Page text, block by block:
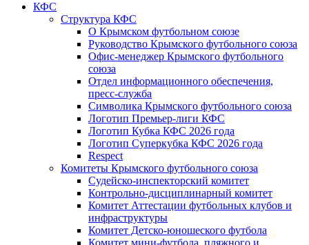
КФС
Структура КФС
О Крымском футбольном союзе
Руководство Крымского футбольного союза
Офис-менеджер Крымского футбольного
союза
Отдел информационного обеспечения,
пресс-служба
Символика Крымского футбольного союза
Логотип Премьер-лиги КФС
Логотип Кубка КФС 2026 года
Логотип Суперкубка КФС 2026 года
Respect
Комитеты Крымского футбольного союза
Судейско-инспекторский комитет
Контрольно-дисциплинарный комитет
Комитет Аттестации футбольных клубов и
инфраструктуры
Комитет Детско-юношеского футбола
Комитет мини-футбола, пляжного и